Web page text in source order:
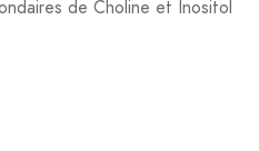
de Choline et Inositol